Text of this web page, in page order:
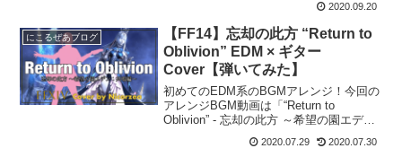
動画を紹介します！演奏練習動画▼FF14
ニューネスト居住区（蒼天街）BGM【音
ゲー風楽器...
2020.09.20
にこるぜあブログ
【FF14】忘却の此方 “Return to
Oblivion” EDM × ギター
Cover【弾いてみた】
初めてのEDM系のBGMアレンジ！今回の
アレンジBGM動画は「“Return to
Oblivion” - 忘却の此方 ～希望の園エデ
ン：共鳴編～」をカバーさせていただき
ました！！！アレンジでこだわった点冒
2020.07.29 2020.07.30